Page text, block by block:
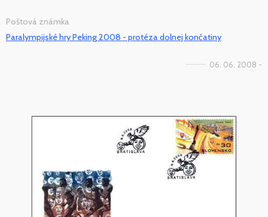
Poštová známka
Paralympijské hry Peking 2008 - protéza dolnej končatiny
06. 06. 2008 -